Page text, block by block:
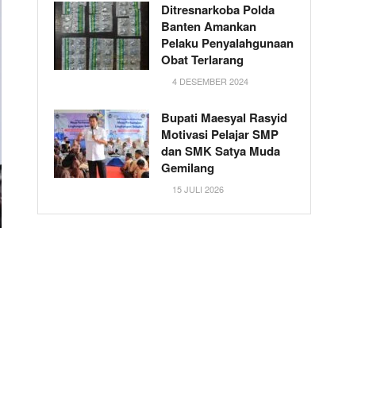
Ditresnarkoba Polda
Banten Amankan
Pelaku Penyalahgunaan
Obat Terlarang
4 DESEMBER 2024
Bupati Maesyal Rasyid
Motivasi Pelajar SMP
dan SMK Satya Muda
Gemilang
15 JULI 2026